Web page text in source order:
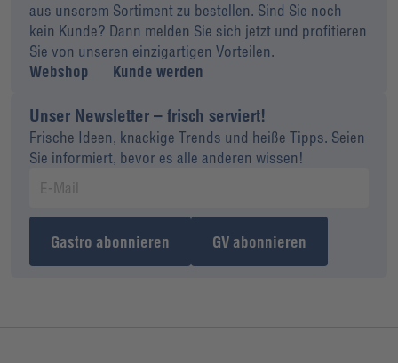
aus unserem Sortiment zu bestellen. Sind Sie noch
kein Kunde? Dann melden Sie sich jetzt und profitieren
Sie von unseren einzigartigen Vorteilen.
Webshop
Kunde werden
Unser Newsletter – frisch serviert!
Frische Ideen, knackige Trends und heiße Tipps. Seien
Sie informiert, bevor es alle anderen wissen!
Gastro abonnieren GV abonnieren